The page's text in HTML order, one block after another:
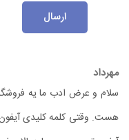
ارسال
مهرداد
سلام و عرض ادب ما یه
هست. وقتی کلمه کلیدی